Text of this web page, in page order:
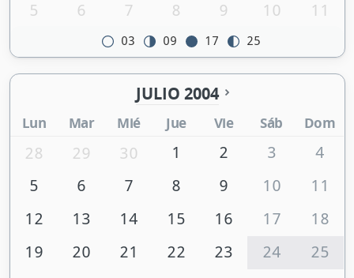
5
6 7 8 9 10 11
03 09 17 25
JULIO 2004
Lun Mar Mié Jue Vie Sáb Dom
28 29 30 1 2 3
4
5
6 7 8 9 10
11
12
13 14 15 16 17
18
19
20 21 22 23 24
25